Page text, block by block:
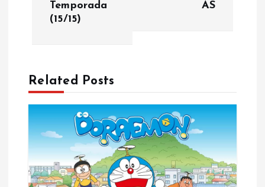
a
v
g
Temporada
(15/15)
AS
Related Posts